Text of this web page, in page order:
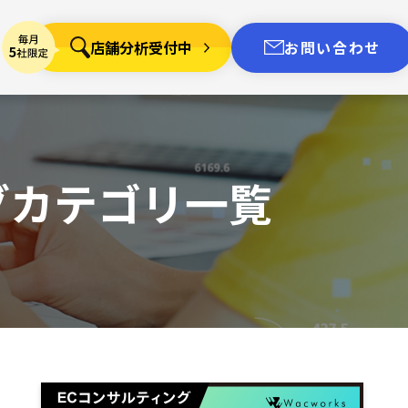
店舗分析受付中 お問い合わせ
テゴリ一覧